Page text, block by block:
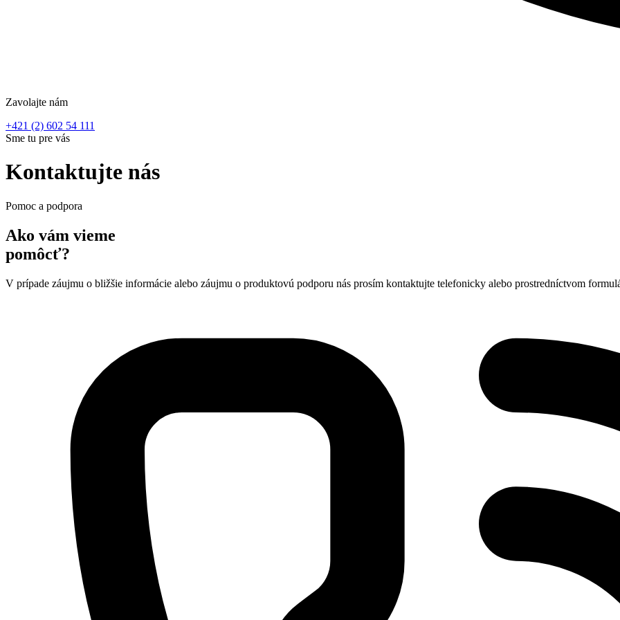
Zavolajte nám
+421 (2) 602 54 111
Sme tu pre vás
Kontaktujte nás
Pomoc a podpora
Ako vám vieme
pomôcť?
V prípade záujmu o bližšie informácie alebo záujmu o produktovú podporu nás prosím kontaktujte telefonicky alebo prostredníctvom